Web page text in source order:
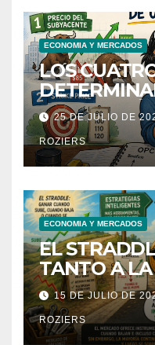
ECONOMIA Y MERCADOS
LOS
UNA
25 DE JULIO DE
ROZIERS
ECONOMIA Y MERCADOS
EL
TANTO A
LA BAJA DE
15 DE JULIO DE
ROZIERS